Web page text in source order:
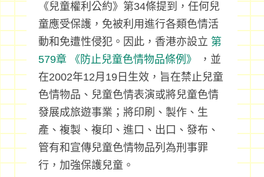
《兒童權利公約》第34條提到，任何兒
童應受保護，免被利用進行各類色情活
動和免遭性侵犯。因此，香港亦設立 第
579章
《防止兒童色情物品條例》
，並
在2002年12月19日生效，旨在禁止兒童
色情物品、兒童色情表演或將兒童色情
發展成旅遊事業；將印刷、製作、生
產、複製、複印、進口、出口、發布、
管有和宣傳兒童色情物品列為刑事罪
行，加強保護兒童。